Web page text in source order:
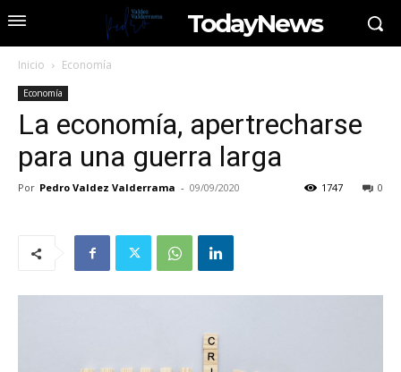
TodayNews
Inicio Economía
Economía
La economía, apertrecharse
para una guerra larga
Por Pedro Valdez Valderrama - 09/09/2020 0
1747